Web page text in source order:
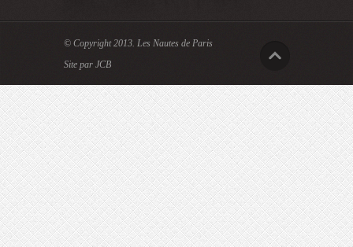
© Copyright 2013. Les Nautes de Paris
Site par JCB